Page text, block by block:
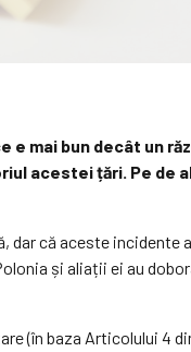
mai bun decât un
acestei țări. Pe de
că aceste incidente
și aliații ei au
(în baza Articolului 4